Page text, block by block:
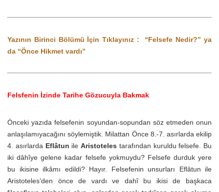
Yazının Birinci Bölümü İçin Tıklayınız : “Felsefe Nedir?” ya
da “Önce Hikmet vardı”
Felsfenin İzinde Tarihe Gözucuyla Bakmak
Önceki yazıda felsefenin soyundan-sopundan söz etmeden onun
anlaşılamıyacağını söylemiştik. Milattan Önce 8.-7. asırlarda ekilip
4. asırlarda Eflâtun ile Aristoteles tarafından kuruldu felsefe. Bu
iki dâhîye gelene kadar felsefe yokmuydu? Felsefe durduk yere
bu ikisine ilkâmı edildi? Hayır. Felsefenin unsurları Eflâtun ile
Aristoteles’den önce de vardı ve dahî bu ikisi de başkaca